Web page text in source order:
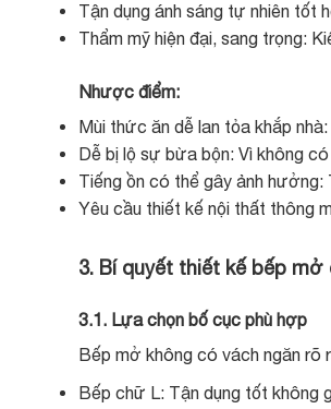
Tận dụng ánh sáng tự nhiên tốt
Thẩm mỹ hiện đại, sang trọng:
Nhược điểm:
Mùi thức ăn dễ lan tỏa khắp
Dễ bị lộ sự bừa bộn: Vì không
Tiếng ồn có thể gây ảnh
Yêu cầu thiết kế nội thất thông
3. Bí quyết thiết kế bếp
3.1. Lựa chọn bố cục phù hợp
Bếp mở không có vách ngăn rõ
Bếp chữ L: Tận dụng tốt không